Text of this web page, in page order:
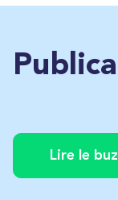
Lire le